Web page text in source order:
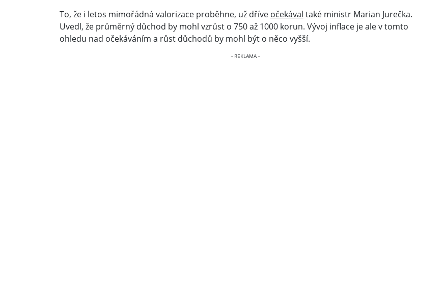
To, že i letos mimořádná valorizace proběhne, už dříve očekával také ministr Marian Jurečka.
Uvedl, že průměrný důchod by mohl vzrůst o 750 až 1000 korun. Vývoj inflace je ale v tomto
ohledu nad očekáváním a růst důchodů by mohl být o něco vyšší.